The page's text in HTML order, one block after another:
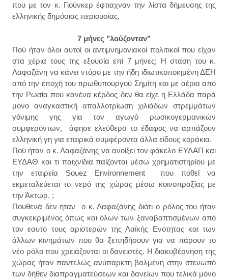
που με τον κ. Γιούνκερ έφτιαχναν την λίστα δήμευσης της
ελληνικής δημόσιας περιουσίας.
7 μήνες "λούζονταν"
Πού ήταν όλοι αυτοί οι αντιμνημονιακοί πολιτικοί που είχαν
στα χέρια τους της εξουσία επί 7 μήνες; Η στάση του κ.
Λαφαζάνη να κάνει ντόρο με την ήδη ιδιωτικοποιημένη ΔΕΗ
από την εποχή του πρωθυπουργού Σημίτη και με αέρια από
την Ρωσία που κανένα κέρδος δεν θα είχε η Ελλάδα παρά
μόνο αναγκαστική απαλλοτρίωση χιλιάδων στρεμμάτων
γόνιμης γης για τον αγωγό ρωσικογερμανικών
συμφερόντων, άφησε ελεύθερο το έδαφος να αρπάζουν
ελληνική γη για εταιρικά συμφέροντα άλλα είδους κοράκια.
Πού ήταν ο κ. Λαφαζάνης να ανοίξει τον φάκελο ΕΥΔΑΠ και
ΕΥΔΑΘ και τι παιχνίδια παίζονται μέσω χρηματιστηρίου με
την εταιρεία Souez Environnement που ποθεί να
εκμεταλεύεται το νερό της χώρας μέσω κοινοπραξίας με
την Άκτωρ. ;
Πουθενά δεν ήταν ο κ. Λαφαζάνης διότι ο ρόλος του ήταν
συγκεκριμένος όπως και όλων των ξαναβαπτισμένων από
τον εαυτό τους αριστερών της Λαϊκής Ενότητας και των
άλλων κινημάτων που θα ξεπηδήσουν για να πάρουν το
νέο ρόλο που χρειάζονται οι δανειστές. Η διακυβέρνηση της
χώρας ήταν παντελώς ανύπαρκτη βαλμένη στην στενωπό
των δήθεν διαπραγματεύσεων και δανείων που τελικά μόνο